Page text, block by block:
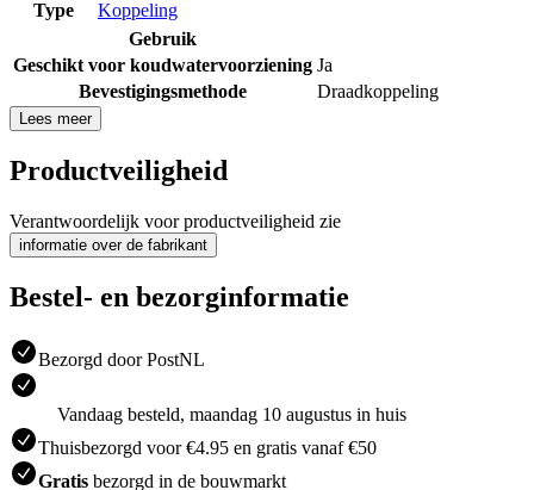
Type
Koppeling
Gebruik
Geschikt voor koudwatervoorziening Ja
Bevestigingsmethode
Draadkoppeling
Lees meer
Productveiligheid
Verantwoordelijk voor productveiligheid zie
informatie over de fabrikant
Bestel- en bezorginformatie
Bezorgd door PostNL
Vandaag besteld, maandag 10 augustus in huis
Thuisbezorgd voor €4.95 en gratis vanaf €50
Gratis bezorgd in de bouwmarkt